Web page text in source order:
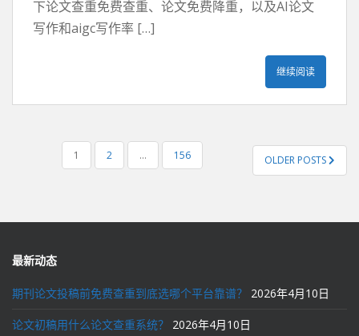
下论文查重免费查重、论文免费降重，以及AI论文
写作和aigc写作率 […]
继续阅读
航
1 2 … 156 OLDER POSTS
最新动态
期刊论文投稿前免费查重到底选哪个平台靠谱？ 2026年4月10日
论文初稿用什么论文查重系统？ 2026年4月10日